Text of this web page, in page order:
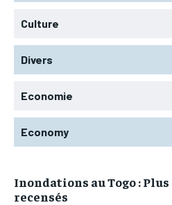
Culture
Divers
Economie
Economy
Inondations au Togo :
recensés